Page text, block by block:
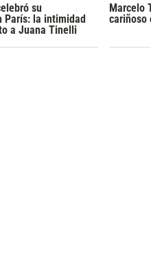
su
París: la intimidad
a Juana Tinelli
Marcelo
cariñoso